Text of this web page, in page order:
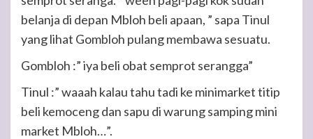
belanja di depan Mbloh beli apaan, ” sapa Tinul
yang lihat Gombloh pulang membawa sesuatu.
Gombloh :” iya beli obat semprot serangga”
Tinul :” waaah kalau tahu tadi ke minimarket titip
beli kemoceng dan sapu di warung samping mini
market Mbloh…”.